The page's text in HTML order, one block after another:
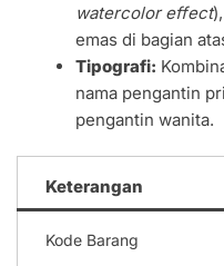
watercolor effect
emas di bagian
Tipografi:
nama pengantin
pengantin wanita.
Keterangan
Kode Barang